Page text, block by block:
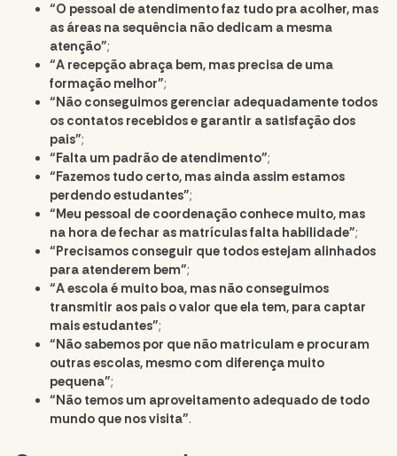
“O pessoal de atendimento faz tudo pra acolher, mas
as áreas na sequência não dedicam a mesma
atenção”;
“A recepção abraça bem, mas precisa de uma
formação melhor”;
“Não conseguimos gerenciar adequadamente todos
os contatos recebidos e garantir a satisfação dos
pais”;
“Falta um padrão de atendimento”;
“Fazemos tudo certo, mas ainda assim estamos
perdendo estudantes”;
“Meu pessoal de coordenação conhece muito, mas
na hora de fechar as matrículas falta habilidade”;
“Precisamos conseguir que todos estejam alinhados
para atenderem bem”;
“A escola é muito boa, mas não conseguimos
transmitir aos pais o valor que ela tem, para captar
mais estudantes”;
“Não sabemos por que não matriculam e procuram
outras escolas, mesmo com diferença muito
pequena”;
“Não temos um aproveitamento adequado de todo
mundo que nos visita”.